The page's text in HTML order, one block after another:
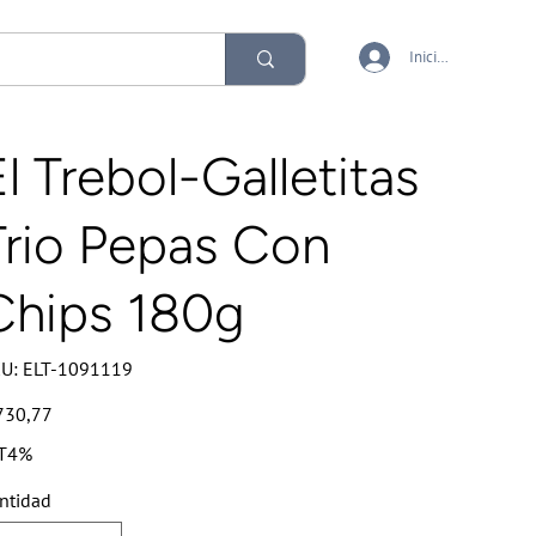
Iniciar sesión
Trebol-Galletitas
Pepas Con
180g
SKU
ELT-
ELT-1091119